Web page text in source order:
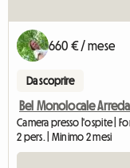
660 € / mese
Da scoprire
Bel Monolocale
Camera presso l'ospite |
2 pers. | Minimo 2 mesi